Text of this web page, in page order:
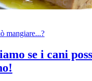
mangiare...?
se i cani